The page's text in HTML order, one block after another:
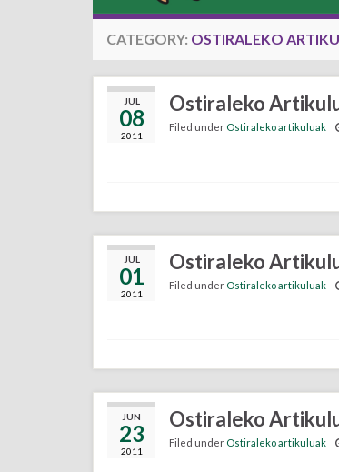
CATEGORY: OSTIRALEKO
JUL
08
2011
Ostiraleko
Filed under Ostiraleko artikuluak
JUL
01
2011
Ostiraleko
Filed under Ostiraleko artikuluak
JUN
23
2011
Ostiraleko
Filed under Ostiraleko artikuluak